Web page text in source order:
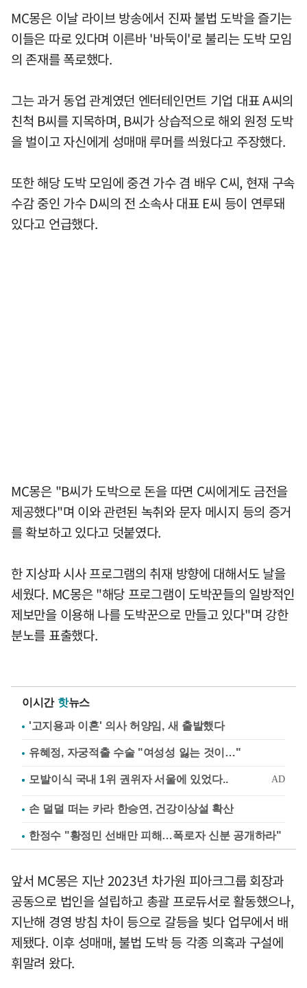
MC몽은 이날 라이브 방송에서 진짜 불법 도박을 즐기는
이들은 따로 있다며 이른바 '바둑이'로 불리는 도박 모임
의 존재를 폭로했다.
그는 과거 동업 관계였던 엔터테인먼트 기업 대표 A씨의
친척 B씨를 지목하며, B씨가 상습적으로 해외 원정 도박
을 벌이고 자신에게 성매매 루머를 씌웠다고 주장했다.
또한 해당 도박 모임에 중견 가수 겸 배우 C씨, 현재 구속
수감 중인 가수 D씨의 전 소속사 대표 E씨 등이 연루돼
있다고 언급했다.
MC몽은 "B씨가 도박으로 돈을 따면 C씨에게도 금전을
제공했다"며 이와 관련된 녹취와 문자 메시지 등의 증거
를 확보하고 있다고 덧붙였다.
한 지상파 시사 프로그램의 취재 방향에 대해서도 날을
세웠다. MC몽은 "해당 프로그램이 도박꾼들의 일방적인
제보만을 이용해 나를 도박꾼으로 만들고 있다"며 강한
분노를 표출했다.
이시간 핫뉴스
'고지용과 이혼' 의사 허양임, 새 출발했다
유혜정, 자궁적출 수술 "여성성 잃는 것이…"
손 덜덜 떠는 카라 한승연, 건강이상설 확산
한정수 "황정민 선배만 피해…폭로자 신분 공개하라"
앞서 MC몽은 지난 2023년 차가원 피아크그룹 회장과
공동으로 법인을 설립하고 총괄 프로듀서로 활동했으나,
지난해 경영 방침 차이 등으로 갈등을 빚다 업무에서 배
제됐다. 이후 성매매, 불법 도박 등 각종 의혹과 구설에
휘말려 왔다.